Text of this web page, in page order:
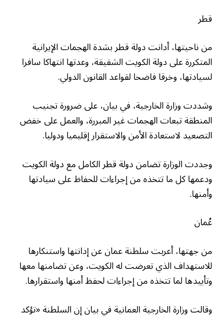
قطر
من ناحيتها، أدانت دولة قطر بشدة الهجمات الإيرانية
المتكررة على دولة الكويت الشقيقة، وعدتها انتهاكا سافرا
لسيادتها، وخرقا فاضحا لقواعد القانون الدولي.
وشددت وزارة الخارجية، في بيان، على ضرورة تجنيب
المنطقة تبعات الهجمات غير المبررة، والعمل على خفض
التصعيد لاستعادة الأمن والاستقرار إقليميا ودوليا.
وجددت الوزارة تضامن دولة قطر الكامل مع دولة الكويت
ودعمها كل ما تتخذه من إجراءات للحفاظ على سيادتها
وأمنها.
عُمان
من جهتها، أعربت سلطنة عمان عن إدانتها واستنكارها
للاستهداف الذي تعرضت له الكويت، وعن تضامنها معها
وتأييدها لما تتخذه من إجراءات لحفظ أمنها واستقرارها.
وقالت وزارة الخارجية العمانية في بيان إن السلطنة «تؤكد